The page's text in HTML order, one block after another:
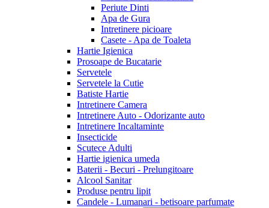
Periute Dinti
Apa de Gura
Intretinere picioare
Casete - Apa de Toaleta
Hartie Igienica
Prosoape de Bucatarie
Servetele
Servetele la Cutie
Batiste Hartie
Intretinere Camera
Intretinere Auto - Odorizante auto
Intretinere Incaltaminte
Insecticide
Scutece Adulti
Hartie igienica umeda
Baterii - Becuri - Prelungitoare
Alcool Sanitar
Produse pentru lipit
Candele - Lumanari - betisoare parfumate